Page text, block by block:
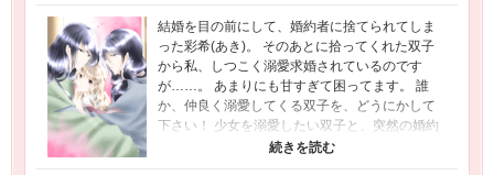
結婚を目の前にして、婚約者に捨てられてしま
った彩希(あき)。 そのあとに拾ってくれた双子
から私、しつこく溺愛求婚されているのです
が……。 あまりにも甘すぎて困ってます。 誰
か、仲良く溺愛してくる双子を、どうにかして
下さい！ 少女を溺愛したい双子と、突然の婚約
破棄に傷心気味の少女の平安甘々溺愛ラブファ